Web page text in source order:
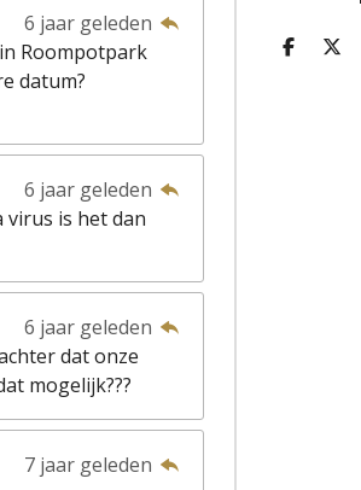
6 jaar geleden
Roompotpark
datum?
6 jaar geleden
virus is het dan
6 jaar geleden
dat onze
mogelijk???
7 jaar geleden
D
D